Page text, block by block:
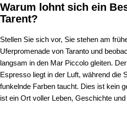
Warum lohnt sich ein
Tarent?
Stellen Sie sich vor, Sie stehen am
Uferpromenade von Taranto und
langsam in den Mar Piccolo gleiten.
Espresso liegt in der Luft, während die
funkelnde Farben taucht. Dies ist kein
ist ein Ort voller Leben, Geschichte